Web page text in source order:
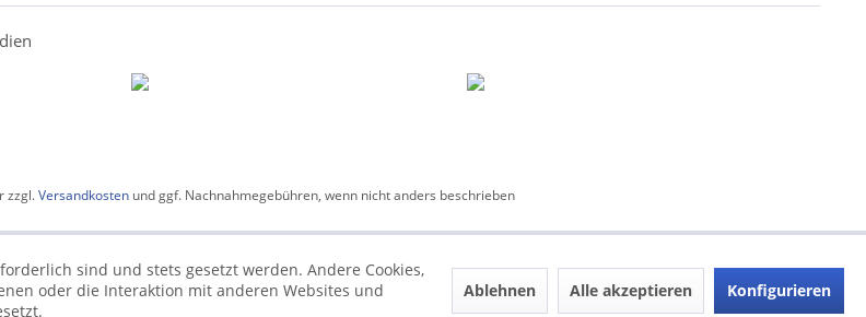
zzgl.Versandkostenund ggf. Nachnahmegebühren, wenn nicht anders beschrieben
sind und stets gesetzt werden. Andere Cookies,
oder die Interaktion mit anderen Websites und
Ablehnen Alle akzeptieren Konfigurieren